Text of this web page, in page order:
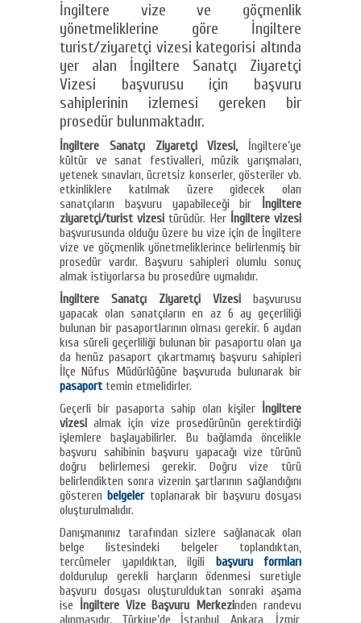
İngiltere vize ve göçmenlik
yönetmeliklerine göre İngiltere
turist/ziyaretçi vizesi kategorisi altında
yer alan İngiltere Sanatçı Ziyaretçi
Vizesi başvurusu için başvuru
sahiplerinin izlemesi gereken bir
prosedür bulunmaktadır.
İngiltere Sanatçı Ziyaretçi Vizesi, İngiltere’ye
kültür ve sanat festivalleri, müzik yarışmaları,
yetenek sınavları, ücretsiz konserler, gösteriler vb.
etkinliklere katılmak üzere gidecek olan
sanatçıların başvuru yapabileceği bir
İngiltere
ziyaretçi/turist vizesi türüdür. Her İngiltere vizesi
başvurusunda olduğu üzere bu vize için de İngiltere
vize ve göçmenlik yönetmeliklerince belirlenmiş bir
prosedür vardır. Başvuru sahipleri olumlu sonuç
almak istiyorlarsa bu prosedüre uymalıdır.
İngiltere Sanatçı Ziyaretçi Vizesi başvurusu
yapacak olan sanatçıların en az 6 ay geçerliliği
bulunan bir pasaportlarının olması gerekir. 6 aydan
kısa süreli geçerliliği bulunan bir pasaportu olan ya
da henüz pasaport çıkartmamış başvuru sahipleri
İlçe Nüfus Müdürlüğüne başvuruda bulunarak bir
pasaporttemin etmelidirler.
Geçerli bir pasaporta sahip olan kişiler İngiltere
vizesi almak için vize prosedürünün gerektirdiği
işlemlere başlayabilirler. Bu bağlamda öncelikle
başvuru sahibinin başvuru yapacağı vize türünü
doğru belirlemesi gerekir. Doğru vize türü
belirlendikten sonra vizenin şartlarının sağlandığını
gösterenbelgeler toplanarak bir başvuru dosyası
oluşturulmalıdır.
Danışmanınız tarafından sizlere sağlanacak olan
belge listesindeki belgeler toplandıktan,
tercümeler yapıldıktan, ilgili başvuru formları
doldurulup gerekli harçların ödenmesi suretiyle
başvuru dosyası oluşturulduktan sonraki aşama
ise
İngiltere Vize Başvuru Merkezinden randevu
alınmasıdır. Türkiye’de İstanbul, Ankara, İzmir,